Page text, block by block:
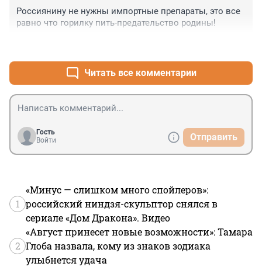
Россиянину не нужны импортные препараты, это все
равно что горилку пить-предательство родины!
Читать все комментарии
Гость
Войти
Отправить
1
«Минус — слишком много спойлеров»:
российский ниндзя-скульптор снялся в
сериале «Дом Дракона». Видео
2
«Август принесет новые возможности»: Тамара
Глоба назвала, кому из знаков зодиака
улыбнется удача